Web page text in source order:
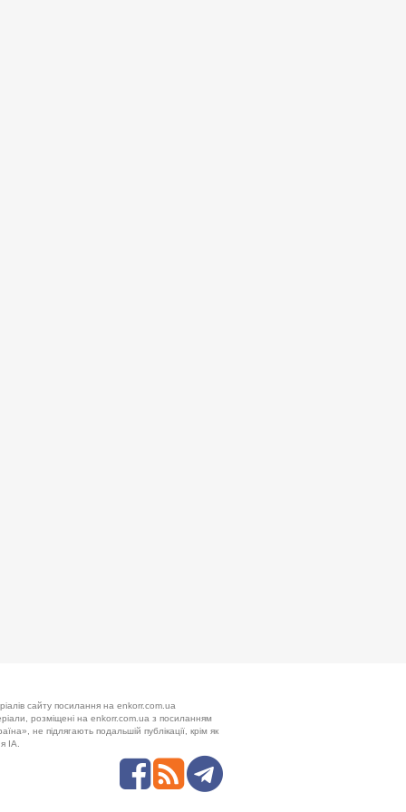
сайту посилання на enkorr.com.ua
розміщені на enkorr.com.ua з посиланням
не підлягають подальшій публікації, крім як
ІА.